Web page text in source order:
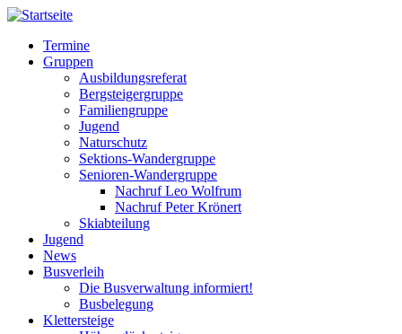
Direkt
Inhalt
Hauptnavigation
Termine
Gruppen
Ausbildungsreferat
Bergsteigergruppe
Familiengruppe
Jugend
Naturschutz
Sektions-Wandergruppe
Senioren-Wandergruppe
Nachruf Leo Wolfrum
Nachruf Peter Krönert
Skiabteilung
Jugend
News
Busverleih
Die Busverwaltung informiert!
Busbelegung
Klettersteige